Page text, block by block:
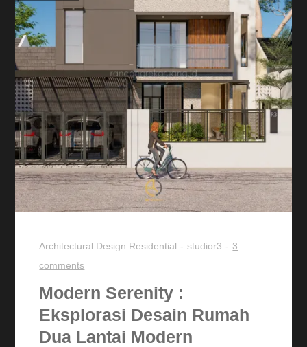
Architectural Design Residential studior3
3
comments
Modern Serenity :
Eksplorasi Desain Rumah
Dua Lantai Modern